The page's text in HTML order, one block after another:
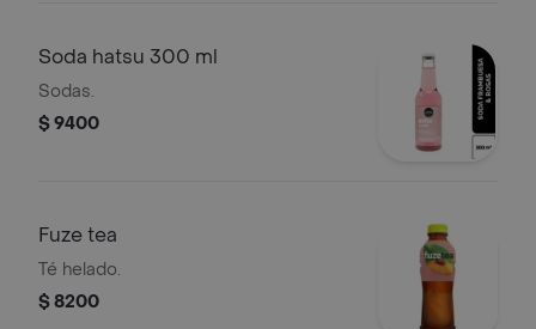
Soda hatsu 300 ml
Sodas.
$ 9400
Fuze tea
Té helado.
$ 8200